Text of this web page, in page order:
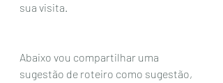
sua visita.
Abaixo vou compartilhar uma
sugestão de roteiro como sugestão,